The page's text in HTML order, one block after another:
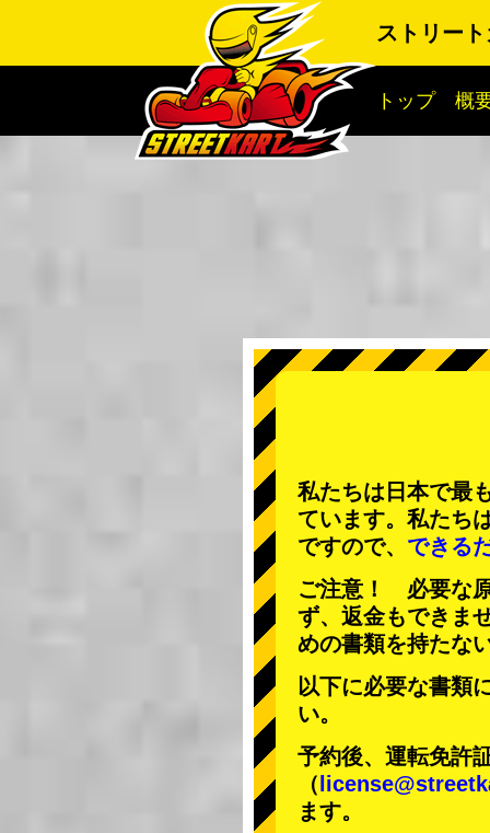
ストリー
トップ 概
私たちは日本で最
ています。私たち
ですので、 できる
ご注意！ 必要な
ず、返金もできま
めの書類を持たな
以下に必要な書類
い。
予約後、運転免許
（
ます。